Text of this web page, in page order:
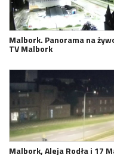
Malbork. Panorama na
TV Malbork
Malbork, Aleja Rodła i 17